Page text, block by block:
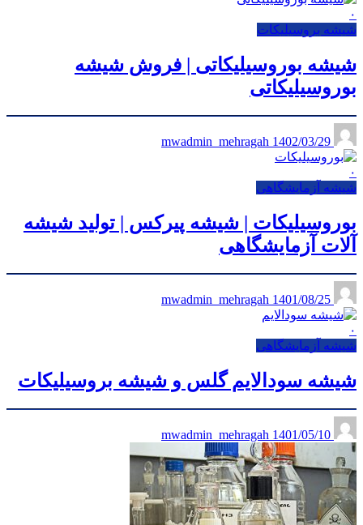
۰
شیشه بروسیلیکات
شیشه بوروسیلیکاتی | فروش شیشه
بوروسیلیکاتی
1402/03/29
۰
شیشه آزمایشگاهی
بوروسیلیکات | شیشه پیرکس | تولید شیشه
آلات آزمایشگاهی
1401/08/25
۰
شیشه آزمایشگاهی
شیشه سودالایم گلس و شیشه بروسیلیکات
1401/05/10